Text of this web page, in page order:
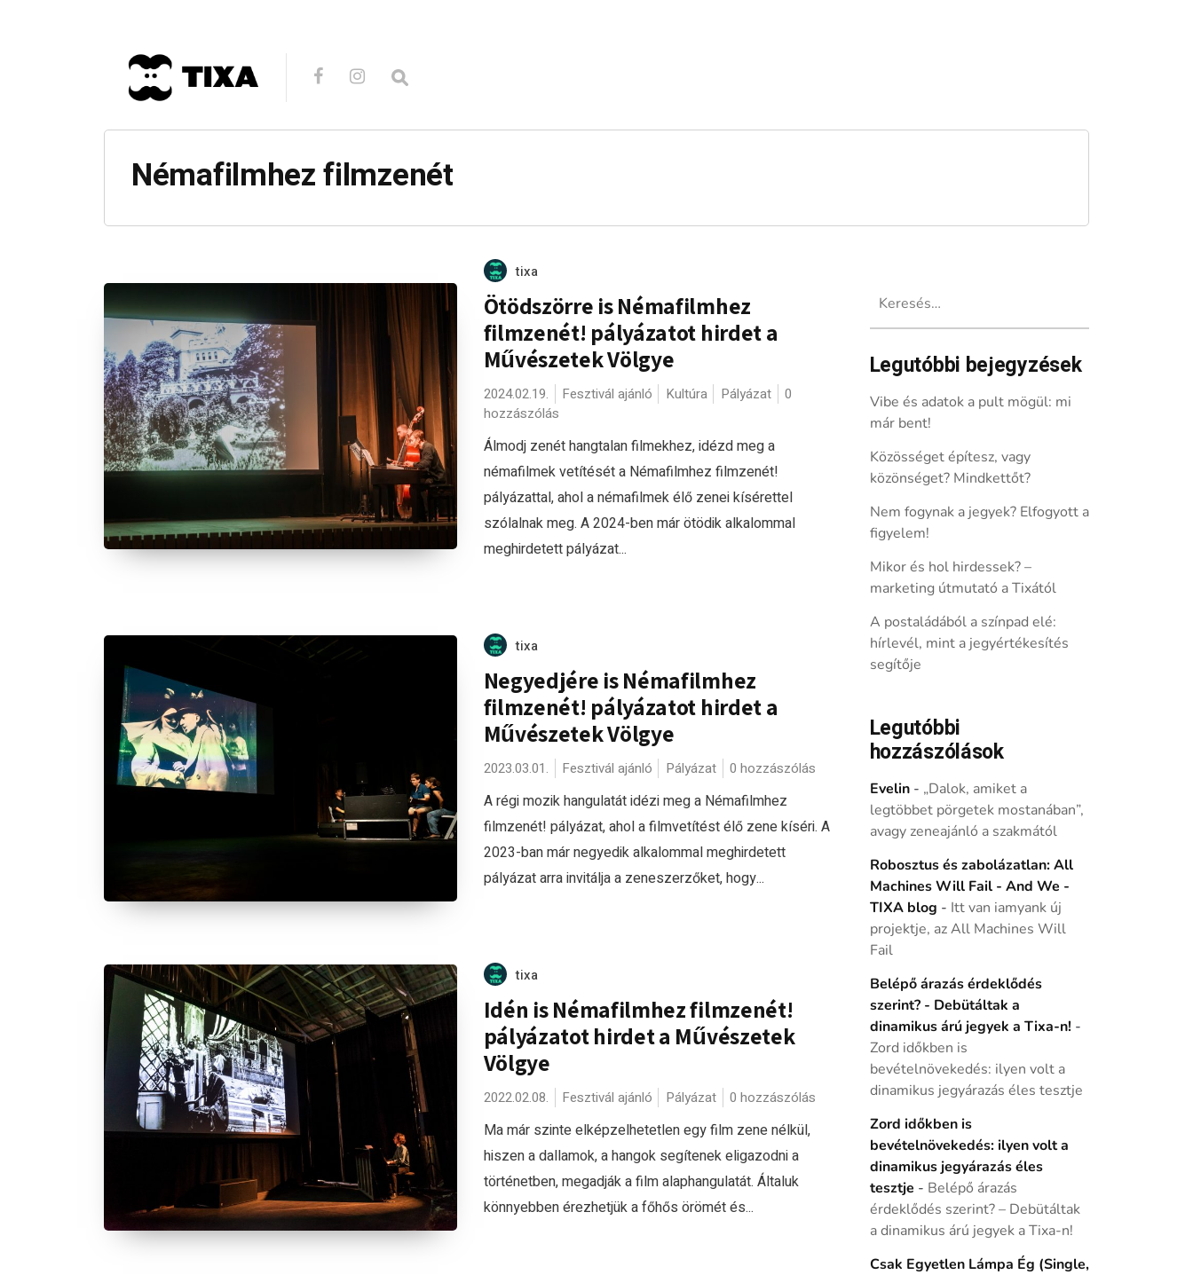
Némafilmhez filmzenét
tixa
Ötödszörre is Némafilmhez
filmzenét! pályázatot hirdet a
Művészetek Völgye
2024.02.19. Fesztivál ajánló Kultúra Pályázat
0
hozzászólás
Álmodj zenét hangtalan filmekhez, idézd meg a
némafilmek vetítését a Némafilmhez filmzenét!
pályázattal, ahol a némafilmek élő zenei kísérettel
szólalnak meg. A 2024-ben már ötödik alkalommal
meghirdetett pályázat...
tixa
Negyedjére is Némafilmhez
filmzenét! pályázatot hirdet a
Művészetek Völgye
2023.03.01. Fesztivál ajánló Pályázat 0 hozzászólás
A régi mozik hangulatát idézi meg a Némafilmhez
filmzenét! pályázat, ahol a filmvetítést élő zene kíséri. A
2023-ban már negyedik alkalommal meghirdetett
pályázat arra invitálja a zeneszerzőket, hogy...
tixa
Idén is Némafilmhez filmzenét!
pályázatot hirdet a Művészetek
Völgye
2022.02.08. Fesztivál ajánló Pályázat 0 hozzászólás
Ma már szinte elképzelhetetlen egy film zene nélkül,
hiszen a dallamok, a hangok segítenek eligazodni a
történetben, megadják a film alaphangulatát. Általuk
könnyebben érezhetjük a főhős örömét és...
Legutóbbi bejegyzések
Vibe és adatok a pult mögül: mi
már bent!
Közösséget építesz, vagy
közönséget? Mindkettőt?
Nem fogynak a jegyek? Elfogyott a
figyelem!
Mikor és hol hirdessek? –
marketing útmutató a Tixától
A postaládából a színpad elé:
hírlevél, mint a jegyértékesítés
segítője
Legutóbbi
hozzászólások
Evelin- „Dalok, amiket a
legtöbbet pörgetek mostanában”,
avagy zeneajánló a szakmától
Robosztus és zabolázatlan: All
Machines Will Fail - And We -
TIXA blog - Itt van iamyank új
projektje, az All Machines Will
Fail
Belépő árazás érdeklődés
szerint? - Debütáltak a
dinamikus árú jegyek a Tixa-n! -
Zord időkben is
bevételnövekedés: ilyen volt a
dinamikus jegyárazás éles tesztje
Zord időkben is
bevételnövekedés: ilyen volt a
dinamikus jegyárazás éles
tesztje - Belépő árazás
érdeklődés szerint? – Debütáltak
a dinamikus árú jegyek a Tixa-n!
Csak Egyetlen Lámpa Ég (Single,